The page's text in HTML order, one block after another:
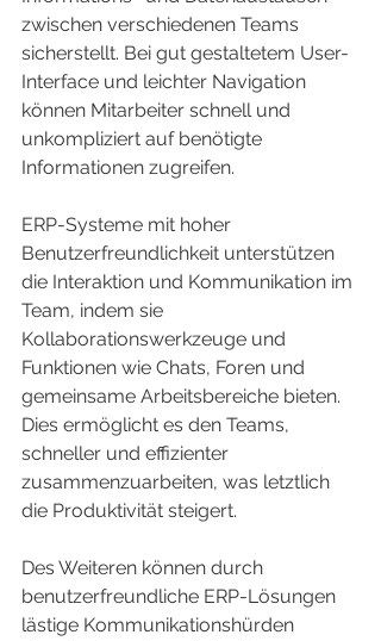
zwischen verschiedenen Teams
sicherstellt. Bei gut gestaltetem User-
Interface und leichter Navigation
können Mitarbeiter schnell und
unkompliziert auf benötigte
Informationen zugreifen.
ERP-Systeme mit hoher
Benutzerfreundlichkeit unterstützen
die Interaktion und Kommunikation im
Team, indem sie
Kollaborationswerkzeuge und
Funktionen wie Chats, Foren und
gemeinsame Arbeitsbereiche bieten.
Dies ermöglicht es den Teams,
schneller und effizienter
zusammenzuarbeiten, was letztlich
die Produktivität steigert.
Des Weiteren können durch
benutzerfreundliche ERP-Lösungen
lästige Kommunikationshürden